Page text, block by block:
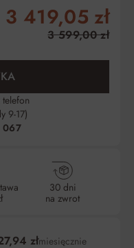
3 419,05 zł
3 599,00 zł
9-17)
067
30 dni
na zwrot
złmiesięcznie